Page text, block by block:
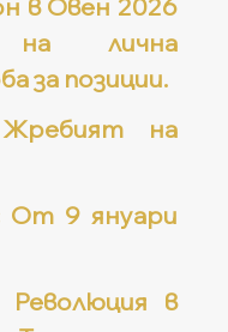
в Овен 2026
на лична
за позиции.
на
От 9 януари
в